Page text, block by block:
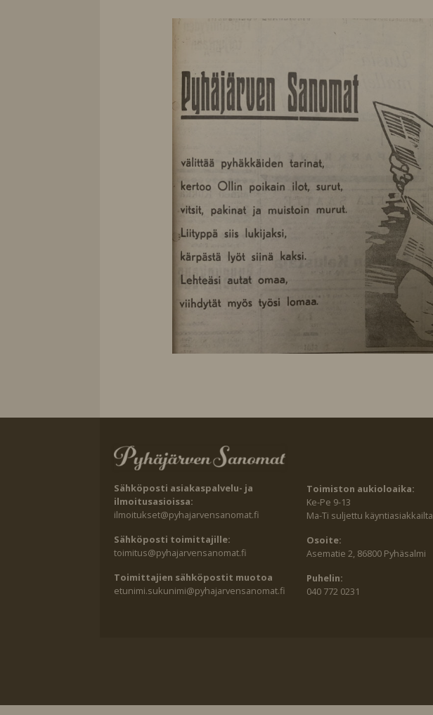
Sähköposti asiakaspalvelu- ja
ilmoitusasioissa:
ilmoitukset@pyhajarvensanomat.fi
Sähköposti toimittajille:
toimitus@pyhajarvensanomat.fi
Toimittajien sähköpostit muotoa
etunimi.sukunimi@pyhajarvensanomat.fi
Toimiston aukioloaika:
Ke-Pe 9-13
Ma-Ti suljettu käyntiasiakkailta
Osoite:
Asematie 2, 86800 Pyhäsalmi
Puhelin:
040 772 0231